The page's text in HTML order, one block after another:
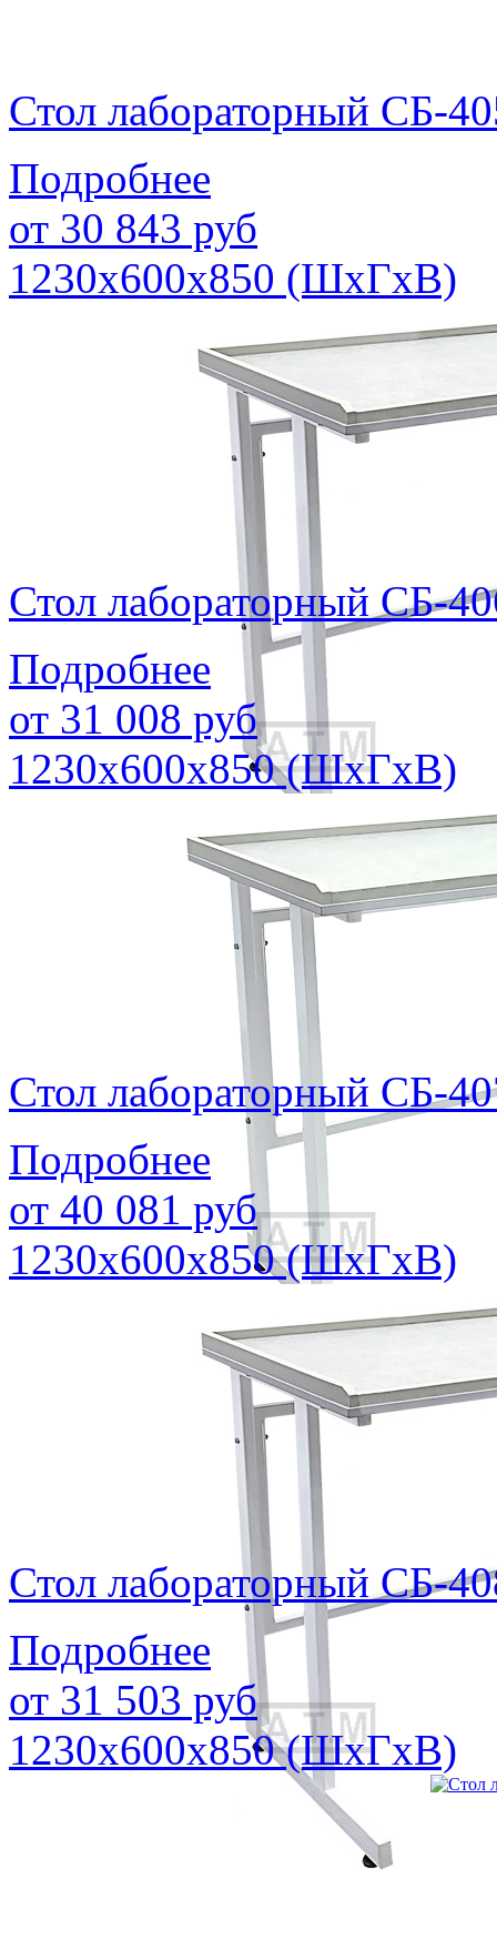
Стол лабораторный СБ-
Подробнее
от 30 843 руб
1230х600х850 (ШхГхВ)
Стол лабораторный СБ-
Подробнее
от 31 008 руб
1230х600х850 (ШхГхВ)
Стол лабораторный СБ-
Подробнее
от 40 081 руб
1230х600х850 (ШхГхВ)
Стол лабораторный СБ-
Подробнее
от 31 503 руб
1230х600х850 (ШхГхВ)